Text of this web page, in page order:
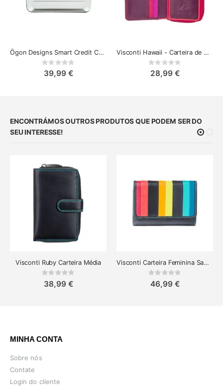
Ögon Designs Smart Credit Card Case V2 - Carteira de Alumínio
Rating:
39,99 €
Visconti Hawaii - Carteira de Couro Colorida Pequena
Rating:
28,99 €
ENCONTRÁMOS OUTROS PRODUTOS QUE PODEM SER DO
SEU INTERESSE!
Visconti Ruby Carteira Média
Rating:
38,99 €
Visconti Carteira Feminina Santorini Halk Design Multicolorido
Rating:
46,99 €
MINHA CONTA
Sobre nós
Contate
Login do cliente